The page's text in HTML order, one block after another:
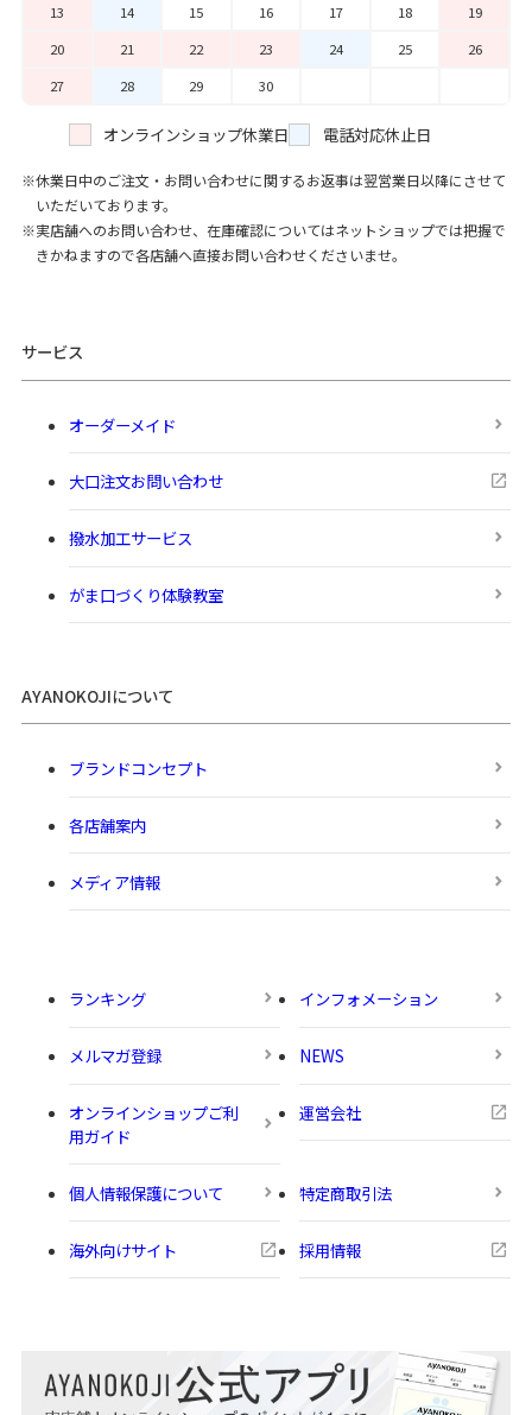
13
14 15 16 17 18
19
20
21 22 23 24 25
26
27
28 29 30
オンラインショップ休業日 電話対応休止日
休業日中のご注文・お問い合わせに関するお返事は翌営業日以降にさせて
いただいております。
実店舗へのお問い合わせ、在庫確認についてはネットショップでは把握で
きかねますので各店舗へ直接お問い合わせくださいませ。
サービス
オーダーメイド
大口注文お問い合わせ
撥水加工サービス
がま口づくり体験教室
AYANOKOJIについて
ブランドコンセプト
各店舗案内
メディア情報
ランキング インフォメーション
メルマガ登録 NEWS
オンラインショップご利
用ガイド
運営会社
個人情報保護について 特定商取引法
海外向けサイト 採用情報